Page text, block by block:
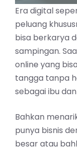
Era digital
peluang
bisa berkarya
sampingan.
online yang
tangga tanpa
sebagai ibu
Bahkan
punya bisnis
besar atau